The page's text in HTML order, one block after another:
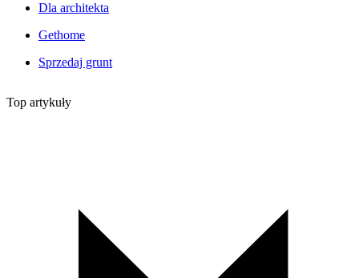
Dla architekta
Gethome
Sprzedaj grunt
Top artykuły